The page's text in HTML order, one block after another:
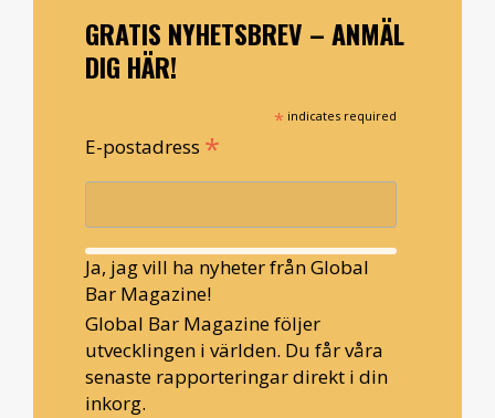
GRATIS NYHETSBREV – ANMÄL
DIG HÄR!
* indicates required
E-postadress *
Ja, jag vill ha nyheter från Global
Bar Magazine!
Global Bar Magazine följer
utvecklingen i världen. Du får våra
senaste rapporteringar direkt i din
inkorg.